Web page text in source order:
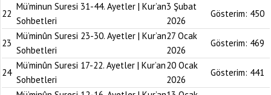
22
Mü’minun Suresi 31-44. Ayetler | Kur’an
Sohbetleri
3 Şubat
2026
Gösterim: 450
23
Mü’minûn Suresi 23-30. Ayetler | Kur’an
Sohbetleri
27 Ocak
2026
Gösterim: 469
24
Mü’minûn Suresi 17-22. Ayetler | Kur’an
Sohbetleri
20 Ocak
2026
Gösterim: 441